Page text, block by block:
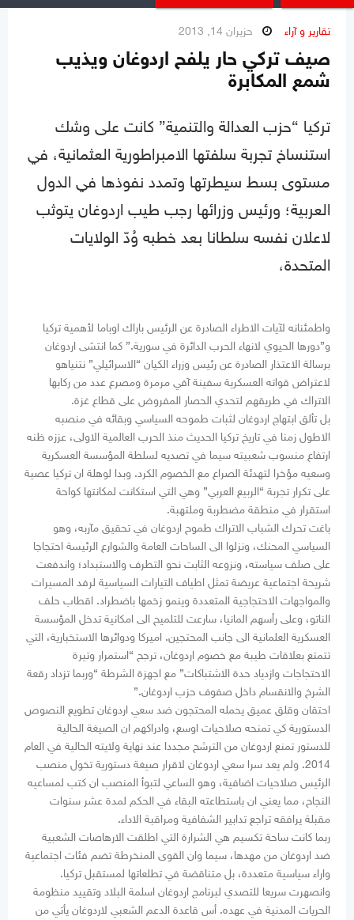
تقارير و آراء حزيران 14, 2013
صيف تركي حار يلفح اردوغان ويذيب
شمع المكابرة
تركيا “حزب العدالة والتنمية” كانت على وشك
استنساخ تجربة سلفتها الامبراطورية العثمانية، في
مستوى بسط سيطرتها وتمدد نفوذها في الدول
العربية؛ ورئيس وزرائها رجب طيب اردوغان يتوثب
لاعلان نفسه سلطانا بعد خطبه وُدّ الولايات
المتحدة،
واطمئنانه لآيات الاطراء الصادرة عن الرئيس باراك اوباما لأهمية تركيا
و”دورها الحيوي لانهاء الحرب الدائرة في سورية.” كما انتشى اردوغان
برسالة الاعتذار الصادرة عن رئيس وزراء الكيان “الاسرائيلي” نتنياهو
لاعتراض قواته العسكرية سفينة آفي مرمرة ومصرع عدد من ركابها
الاتراك في طريقهم لتحدي الحصار المفروض على قطاع غزة.
بل تألق ابتهاج اردوغان لثبات طموحه السياسي وبقائه في منصبه
الاطول زمنا في تاريخ تركيا الحديث منذ الحرب العالمية الاولى، عززه ظنه
ارتفاع منسوب شعبيته سيما في تصديه لسلطة المؤسسة العسكرية
وسعيه مؤخرا لتهدئة الصراع مع الخصوم الكرد. وبدا لوهلة ان تركيا عصية
على تكرار تجربة “الربيع العربي” وهي التي استكانت لمكانتها كواحة
استقرار في منطقة مضطربة وملتهبة.
باغت تحرك الشباب الاتراك طموح اردوغان في تحقيق مآربه، وهو
السياسي المحنك، ونزلوا الى الساحات العامة والشوارع الرئيسة احتجاجا
على صلف سياسته، ونزوعه الثابت نحو التطرف والاستبداد؛ واندفعت
شريحة اجتماعية عريضة تمثل اطياف التيارات السياسية لرفد المسيرات
والمواجهات الاحتجاجية المتعددة وينمو زخمها باضطراد. اقطاب حلف
الناتو، وعلى رأسهم المانيا، سارعت للتلميح الى امكانية تدخل المؤسسة
العسكرية العلمانية الى جانب المحتجين. اميركا ودوائرها الاستخبارية، التي
تتمتع بعلاقات طيبة مع خصوم اردوغان، ترجح “استمرار وتيرة
الاحتجاجات وازدياد حدة الاشتباكات” مع اجهزة الشرطة “وربما تزداد رقعة
الشرخ والانقسام داخل صفوف حزب اردوغان.”
احتقان وقلق عميق يحمله المحتجون ضد سعي اردوغان تطويع النصوص
الدستورية كي تمنحه صلاحيات اوسع، وادراكهم ان الصيغة الحالية
للدستور تمنع اردوغان من الترشح مجددا عند نهاية ولايته الحالية في العام
2014. ولم يعد سرا سعي اردوغان لاقرار صيغة دستورية تخول منصب
الرئيس صلاحيات اضافية، وهو الساعي لتبوأ المنصب ان كتب لمساعيه
النجاح، مما يعني ان باستطاعته البقاء في الحكم لمدة عشر سنوات
مقبلة يرافقه تراجع تدابير الشفافية ومراقبة الاداء.
ربما كانت ساحة تكسيم هي الشرارة التي اطلقت الارهاصات الشعبية
ضد اردوغان من مهدها، سيما وان القوى المنخرطة تضم فئات اجتماعية
واراء سياسية متعددة، بل متناقضة في تطلعاتها لمستقبل تركيا.
وانصهرت سريعا للتصدي لبرنامج اردوغان اسلمة البلاد وتقييد منظومة
الحريات المدنية في عهده. أس قاعدة الدعم الشعبي لاردوغان يأتي من